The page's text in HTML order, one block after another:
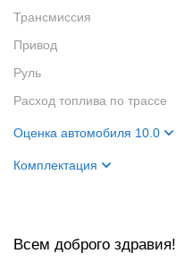
Трансмиссия
Привод
Руль
Расход топлива по трассе
Оценка автомобиля 10.0
Внешний вид
Ходовые качества
Комплектация
Всем доброго здравия!